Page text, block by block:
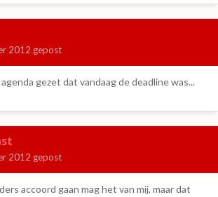
2012 gepost
gezet dat vandaag de deadline was...
2012 gepost
accoord gaan mag het van mij, maar dat